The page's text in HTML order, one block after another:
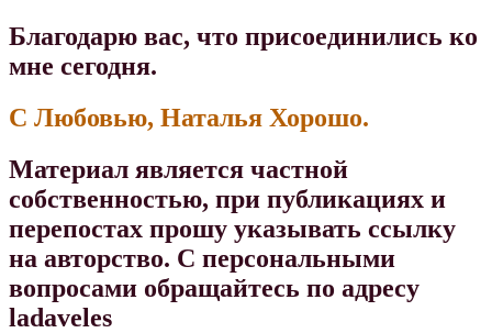
Благодарю вас, что присоединились ко
мне сегодня.
С Любовью, Наталья Хорошо.
Материал является частной
собственностью, при публикациях и
перепостах прошу указывать ссылку
на авторство. С персональными
вопросами обращайтесь по адресу
ladaveles